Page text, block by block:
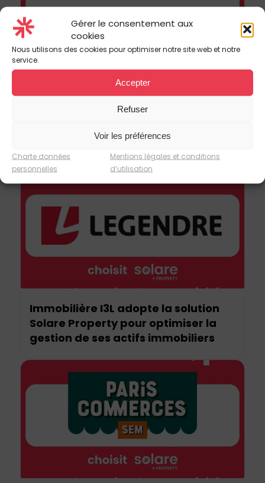
Gérer le consentement aux
cookies
Nous utilisons des cookies pour optimiser notre site web et notre
service.
Accepter
Refuser
Voir les préférences
Charte données
personnelles
Mentions légales et conditions
d’utilisation
Gecina choisit Solare IT pour
gestion de ses actifs immobiliers
Immobilière I3L adopte la solution
Solare Property pour optimiser la
gestion de ses actifs immobiliers